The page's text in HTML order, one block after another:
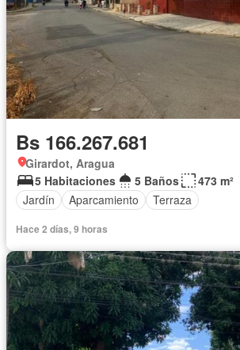
Bs 166.267.681
Girardot, Aragua
5 Habitaciones
5 Baños
473 m²
Jardín
Aparcamiento Terraza
Hace 2 días, 9 horas